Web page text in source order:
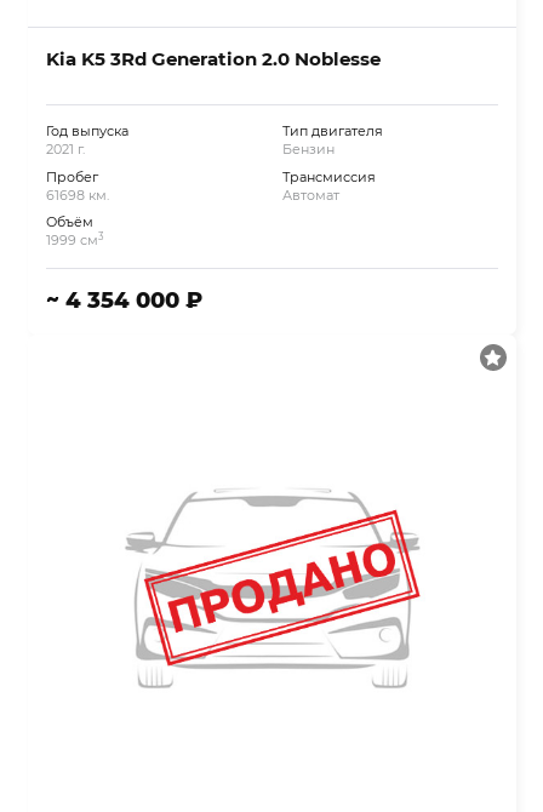
Kia K5 3Rd Generation 2.0 Noblesse
Год выпуска
2021 г.
Пробег
61698 км.
Объём
1999 см3
Тип двигателя
Бензин
Трансмиссия
Автомат
~ 4 354 000 ₽